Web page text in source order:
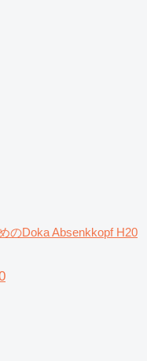
のDoka Absenkkopf H20